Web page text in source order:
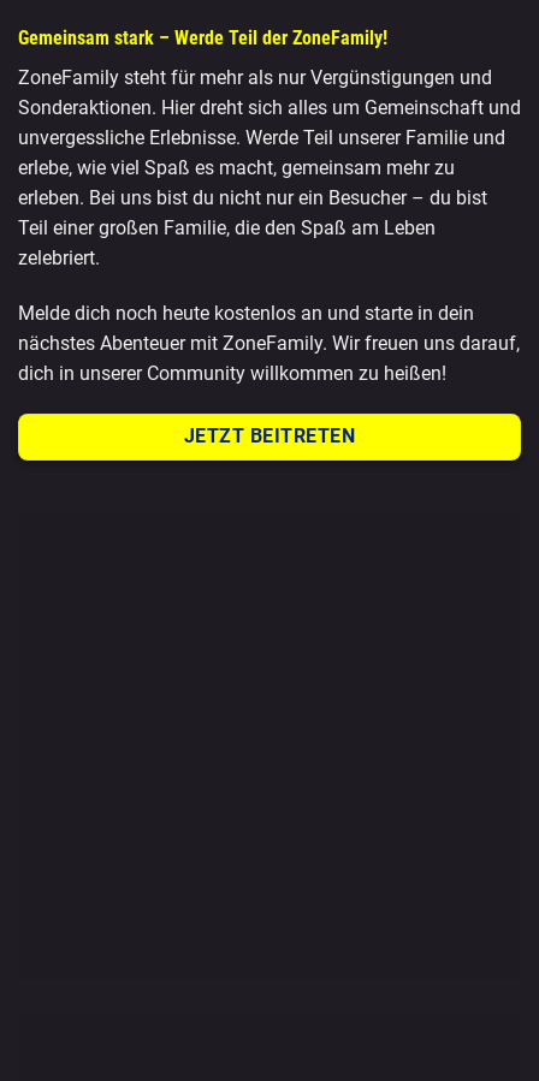
Gemeinsam stark – Werde Teil der ZoneFamily!
ZoneFamily steht für mehr als nur Vergünstigungen und
Sonderaktionen. Hier dreht sich alles um Gemeinschaft und
unvergessliche Erlebnisse. Werde Teil unserer Familie und
erlebe, wie viel Spaß es macht, gemeinsam mehr zu
erleben. Bei uns bist du nicht nur ein Besucher – du bist
Teil einer großen Familie, die den Spaß am Leben
zelebriert.
Melde dich noch heute kostenlos an und starte in dein
nächstes Abenteuer mit ZoneFamily. Wir freuen uns darauf,
dich in unserer Community willkommen zu heißen!
JETZT BEITRETEN